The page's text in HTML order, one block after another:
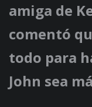
amiga de
comentó
todo para
John sea